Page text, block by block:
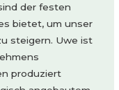
der festen
bietet, um unser
steigern. Uwe ist
produziert